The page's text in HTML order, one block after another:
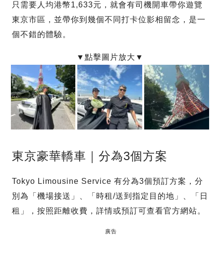
只需要人均港幣1,633元，就會有司機開車帶你遊覽
東京市區，並帶你到幾個不同打卡位影相留念，是一
個不錯的體驗。
東京豪華轎車｜分為3個方案
Tokyo Limousine Service 有分為3個預訂方案，分
別為「機場接送」、「時租/送到指定目的地」、「日
租」，按照距離收費，詳情或預訂可查看官方網站。
廣告